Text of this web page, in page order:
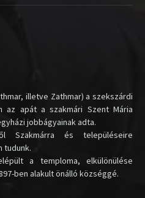
illetve Zathmar) a szekszárdi
az apát a szakmári Szent Mária
jobbágyainak adta.
Szakmárra és településeire
tudunk.
a temploma, elkülönülése
ben alakult önálló községgé.